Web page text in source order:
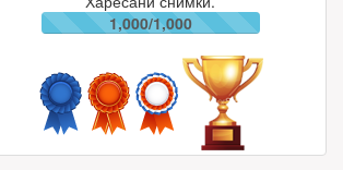
1,000/1,000